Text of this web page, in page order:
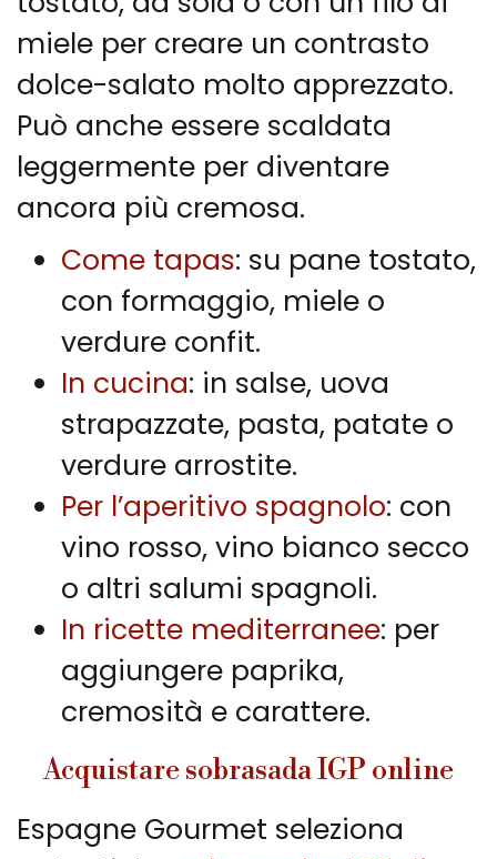
miele per creare un contrasto
dolce-salato molto apprezzato.
Può anche essere scaldata
leggermente per diventare
ancora più cremosa.
Come tapas: su pane tostato,
con formaggio, miele o
verdure confit.
In cucina: in salse, uova
strapazzate, pasta, patate o
verdure arrostite.
Per l’aperitivo spagnolo: con
vino rosso, vino bianco secco
o altri salumi spagnoli.
In ricette mediterranee: per
aggiungere paprika,
cremosità e carattere.
Acquistare sobrasada IGP online
Espagne Gourmet seleziona